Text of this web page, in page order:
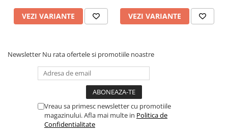
VEZI VARIANTE VEZI VARIANTE
Newsletter Nu rata ofertele si promotiile noastre
Vreau sa primesc newsletter cu promotiile
magazinului. Afla mai multe in Politica de
Confidentialitate